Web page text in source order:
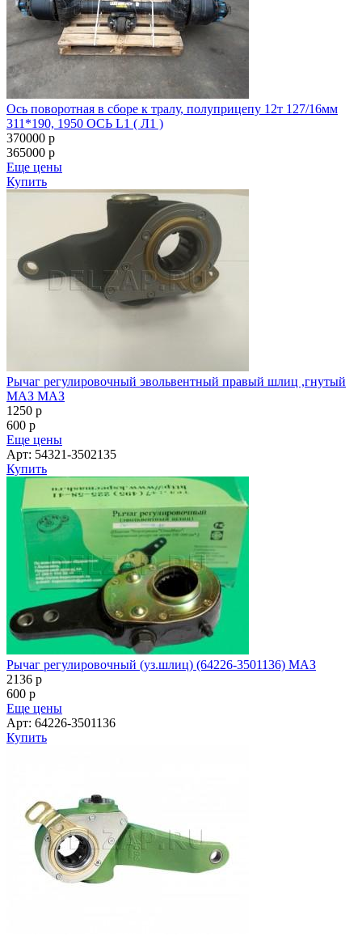
Ось поворотная в сборе к тралу, полуприцепу 12т 127/16мм
311*190, 1950 ОСЬ L1 ( Л1 )
370000 p
365000 p
Еще цены
Купить
Рычаг регулировочный эвольвентный правый шлиц ,гнутый
МАЗ МАЗ
1250 p
600 p
Еще цены
Арт: 54321-3502135
Купить
Рычаг регулировочный (уз.шлиц) (64226-3501136) МАЗ
2136 p
600 p
Еще цены
Арт: 64226-3501136
Купить